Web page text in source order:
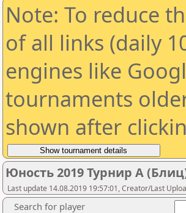
Note: To reduce
of all links (daily
engines like
tournaments
shown after
Юность 2019 Турнир А
Last update 14.08.2019 19:57:01, Creator/Last
Search for player